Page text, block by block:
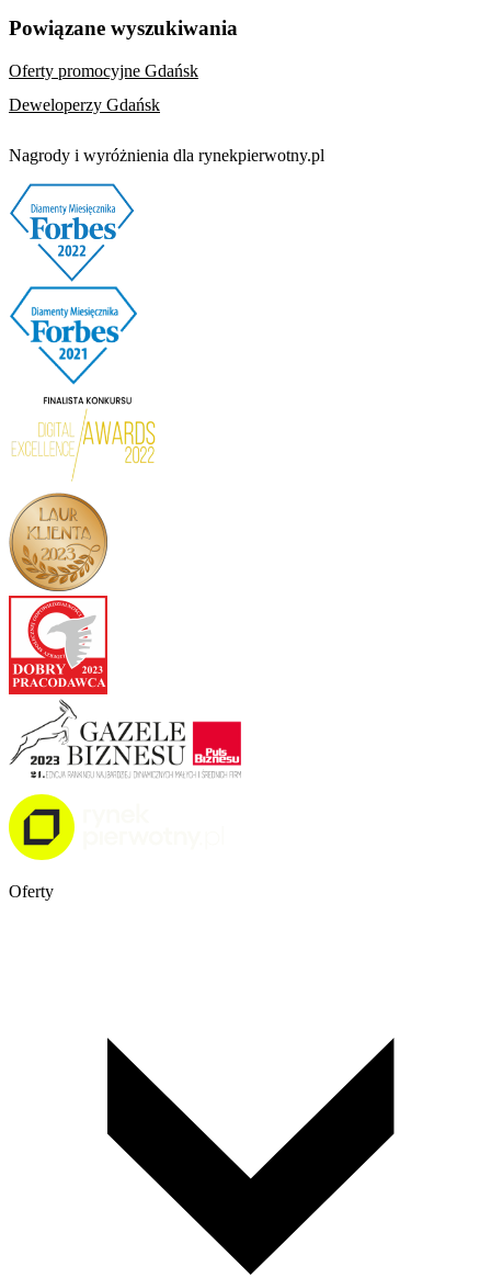
Powiązane wyszukiwania
Oferty promocyjne Gdańsk
Deweloperzy Gdańsk
Nagrody i wyróżnienia dla rynekpierwotny.pl
Oferty